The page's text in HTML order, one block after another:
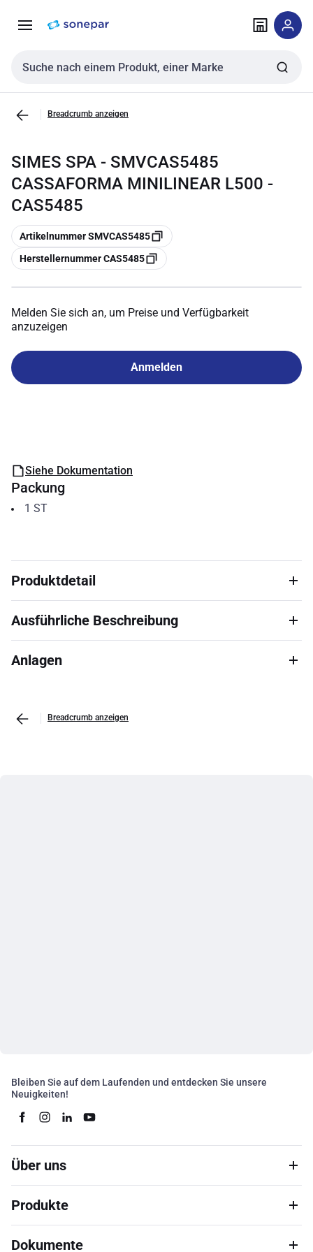
NavigationInhalt
Sucheingabe
Breadcrumb anzeigen
SIMES SPA - SMVCAS5485
CASSAFORMA MINILINEAR L500 -
CAS5485
Kopieren
Artikelnummer SMVCAS5485
Kopieren
Herstellernummer CAS5485
Melden Sie sich an, um Preise und Verfügbarkeit
anzuzeigen
Anmelden
Siehe Dokumentation
Packung
1 ST
Produktdetail
Ausführliche Beschreibung
Anlagen
Breadcrumb anzeigen
Bleiben Sie auf dem Laufenden und entdecken Sie unsere
Neuigkeiten!
Über uns
Produkte
Dokumente